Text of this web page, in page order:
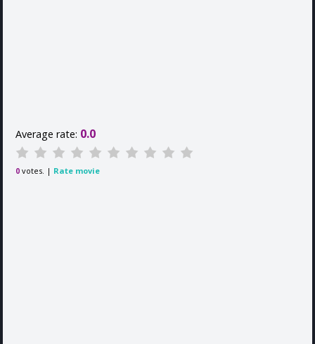
Average rate: 0.0
0 votes. | Rate movie